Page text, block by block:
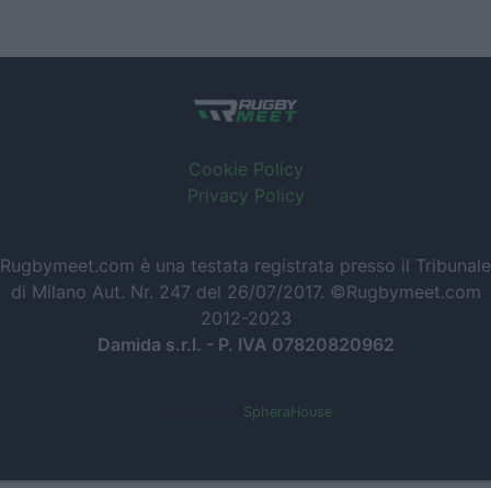
Cookie Policy
Privacy Policy
Rugbymeet.com è una testata registrata presso il Tribunale
di Milano Aut. Nr. 247 del 26/07/2017. ©Rugbymeet.com
2012-2023
Damida s.r.l. - P. IVA 07820820962
SpheraHouse